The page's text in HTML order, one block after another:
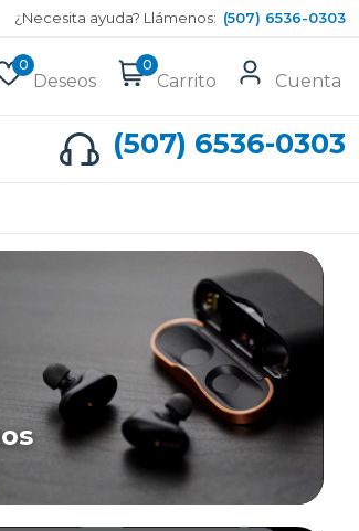
¿Necesita ayuda? Llámenos: (507) 6536-0303
0
Deseos
0
Carrito Cuenta
(507) 6536-0303